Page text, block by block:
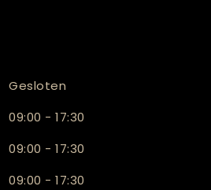
Gesloten
09:00 - 17:30
09:00 - 17:30
09:00 - 17:30